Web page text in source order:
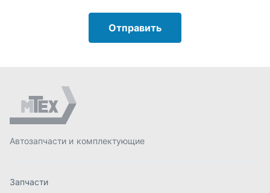
Масла и автохимия
Спецпредложения
Доставка и оплата